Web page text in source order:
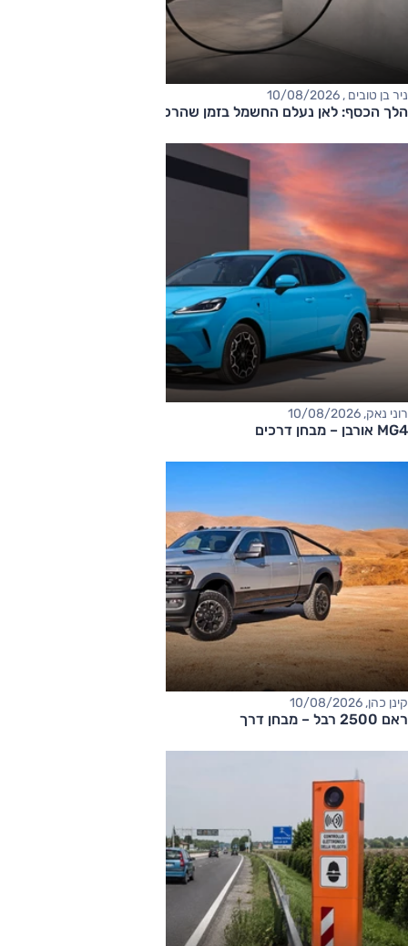
ניר בן טובים , 10/08/2026
הלך הכסף: לאן נעלם החשמל בזמן שהרכב מחובר לשקע?
רוני נאק, 10/08/2026
MG4 אורבן – מבחן דרכים
קינן כהן, 10/08/2026
ראם 2500 רבל – מבחן דרך